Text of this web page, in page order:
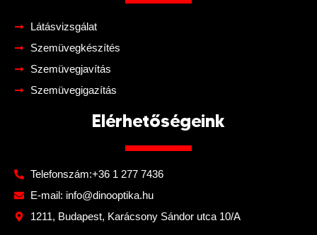
Látásvizsgálat
Szemüvegkészítés
Szemüvegjavítás
Szemüvegigazítás
Elérhetőségeink
Telefonszám:+36 1 277 7436
E-mail: info@dinooptika.hu
1211, Budapest, Karácsony Sándor utca 10/A